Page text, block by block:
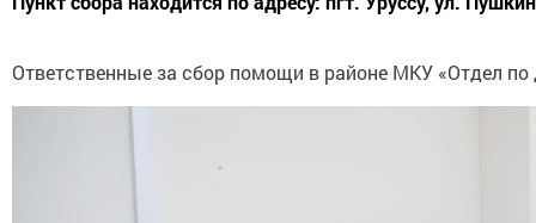
Ответственные за сбор помощи в районе МКУ «Отдел